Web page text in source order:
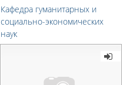
Кафедра гуманитарных и
социально-экономических
наук